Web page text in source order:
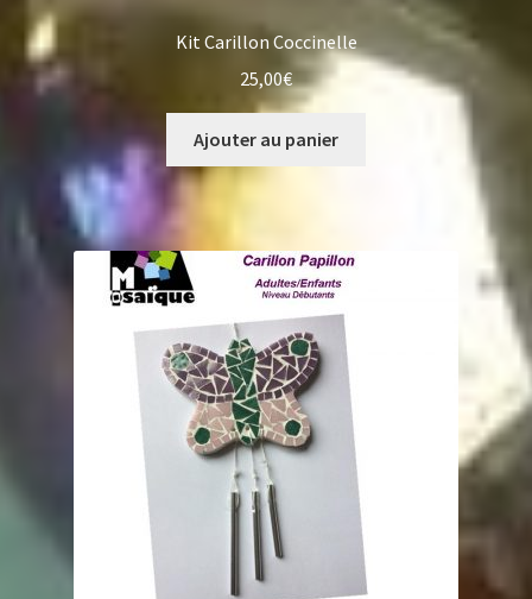
Kit Carillon Coccinelle
25,00€
Ajouter au panier